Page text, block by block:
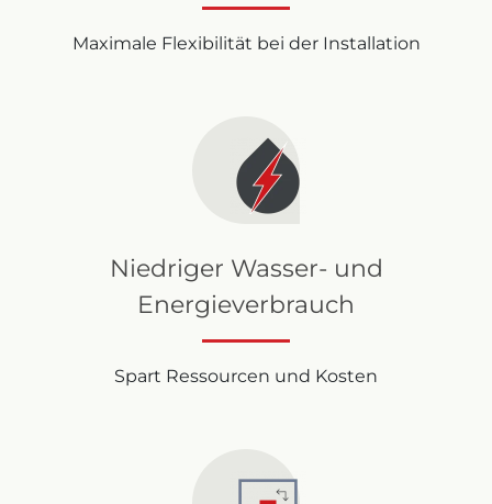
Maximale Flexibilität bei der Installation
Niedriger Wasser- und
Energieverbrauch
Spart Ressourcen und Kosten